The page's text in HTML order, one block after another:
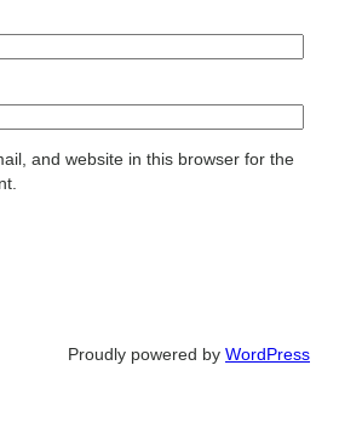
and website in this browser for the
Proudly powered by WordPress